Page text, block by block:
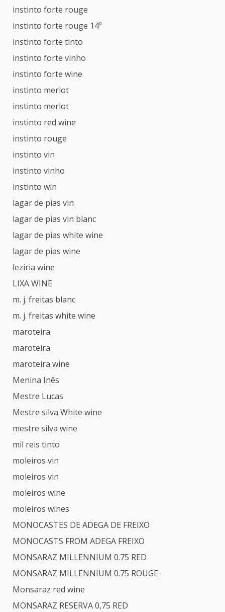
instinto forte rouge
instinto forte rouge 14º
instinto forte tinto
instinto forte vinho
instinto forte wine
instinto merlot
instinto merlot
instinto red wine
instinto rouge
instinto vin
instinto vinho
instinto win
lagar de pias vin
lagar de pias vin blanc
lagar de pias white wine
lagar de pias wine
leziria wine
LIXA WINE
m. j. freitas blanc
m. j. freitas white wine
maroteira
maroteira
maroteira wine
Menina Inês
Mestre Lucas
Mestre silva White wine
mestre silva wine
mil reis tinto
moleiros vin
moleiros vin
moleiros wine
moleiros wines
MONOCASTES DE ADEGA DE FREIXO
MONOCASTS FROM ADEGA FREIXO
MONSARAZ MILLENNIUM 0.75 RED
MONSARAZ MILLENNIUM 0.75 ROUGE
Monsaraz red wine
MONSARAZ RESERVA 0,75 RED